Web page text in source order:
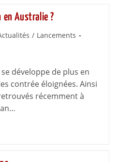
en Australie ?
/ Lancements
développe de plus en
contrée éloignées. Ainsi
récemment à